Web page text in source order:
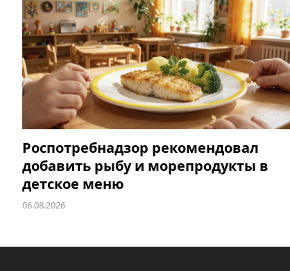
Роспотребнадзор рекомендовал
добавить рыбу и морепродукты в
детское меню
06.08.2026